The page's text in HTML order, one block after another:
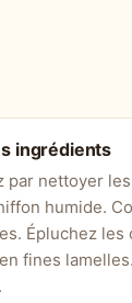
ingrédients
par nettoyer
humide.
Épluchez les
fines